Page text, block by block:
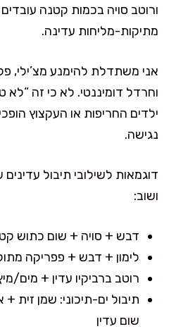
ורוטב סויה בכמות קטנה
מתיקות-מליחות עדינה.
אני משתדלת להימנע מצ’ילי,
וחרדל דומיננטי. לא כי זה
ילדים החריפות או העקצוץ
נגישה.
דוגמאות לשילובי תיבול
ושוב:
דבש + סויה + שום כתוש
לימון + דבש + פפריקה
רוטב ברביקיו עדין + מים/
תיבול ים-תיכוני: שמן זית
שום עדין